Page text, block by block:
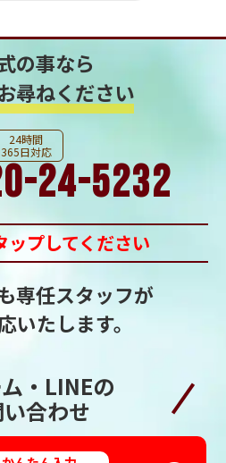
の事なら
尋ねください
24時間
365日対応
24-5232
ップしてください
専任スタッフが
いたします。
・LINEの
合わせ